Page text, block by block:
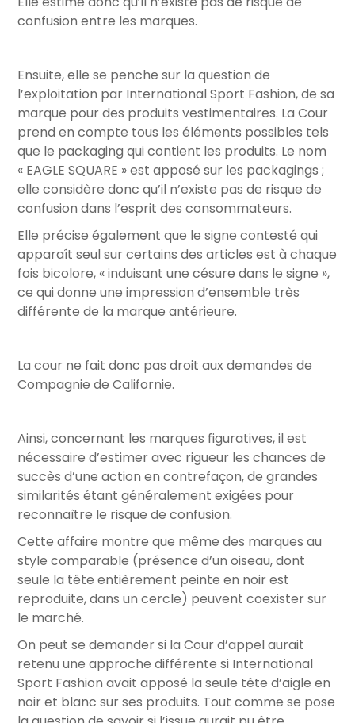
confusion entre les marques.
Ensuite, elle se penche sur la question de
l’exploitation par International Sport Fashion, de sa
marque pour des produits vestimentaires. La Cour
prend en compte tous les éléments possibles tels
que le packaging qui contient les produits. Le nom
« EAGLE SQUARE » est apposé sur les packagings ;
elle considère donc qu’il n’existe pas de risque de
confusion dans l’esprit des consommateurs.
Elle précise également que le signe contesté qui
apparaît seul sur certains des articles est à chaque
fois bicolore, « induisant une césure dans le signe »,
ce qui donne une impression d’ensemble très
différente de la marque antérieure.
La cour ne fait donc pas droit aux demandes de
Compagnie de Californie.
Ainsi, concernant les marques figuratives, il est
nécessaire d’estimer avec rigueur les chances de
succès d’une action en contrefaçon, de grandes
similarités étant généralement exigées pour
reconnaître le risque de confusion.
Cette affaire montre que même des marques au
style comparable (présence d’un oiseau, dont
seule la tête entièrement peinte en noir est
reproduite, dans un cercle) peuvent coexister sur
le marché.
On peut se demander si la Cour d’appel aurait
retenu une approche différente si International
Sport Fashion avait apposé la seule tête d’aigle en
noir et blanc sur ses produits. Tout comme se pose